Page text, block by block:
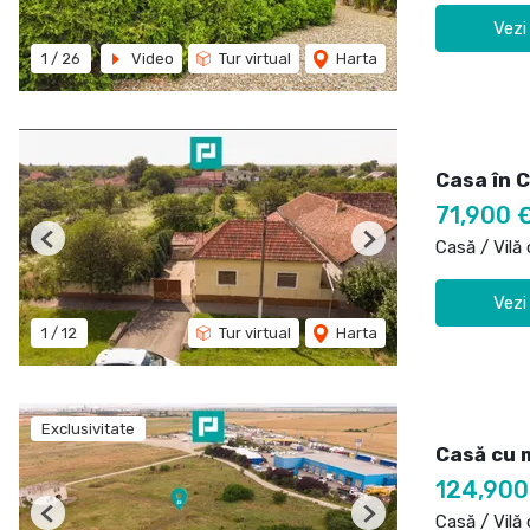
1 / 26 Video Tur virtual Harta
1 / 12 Tur virtual Harta
Previous Next
Casa în
71,900
Casă / Vilă
Exclusivitate
Previous Next
Casă cu
Casă / Vilă